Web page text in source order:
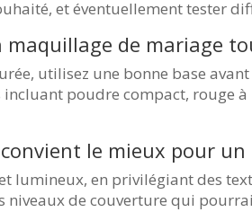
et éventuellement tester
de mariage
utilisez une bonne base
poudre compact, rouge
le mieux pour
lumineux, en privilégiant des
niveaux de couverture qui